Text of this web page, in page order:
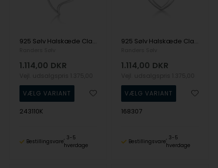
925 Sølv Halskæde Classic med Blank overflade fra Randers Sølv
1.114,00 DKR
243110K
Bestillingsvare
3-5
hverdage
925 Sølv Halskæde Classic med Blank overflade fra Randers Sølv
1.114,00 DKR
168307
Bestillingsvare
3-5
hverdage